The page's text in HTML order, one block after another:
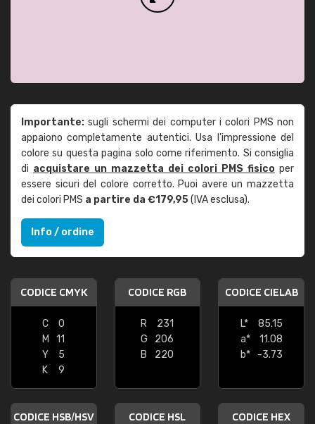
Importante: sugli schermi dei computer i colori PMS non
appaiono completamente autentici. Usa l'impressione del
colore su questa pagina solo come riferimento. Si consiglia
di acquistare un mazzetta dei colori PMS fisico per
essere sicuri del colore corretto. Puoi avere un mazzetta
dei colori PMS a partire da €179,95(IVA esclusa).
Info / ordine
CODICE CMYK
C
0
M
11
Y
5
K
9
CODICE RGB
R
231
G
206
B
220
CODICE CIELAB
L*
85.15
a*
11.08
b*
-3.73
CODICE HSB/HSV CODICE HSL CODICE HEX